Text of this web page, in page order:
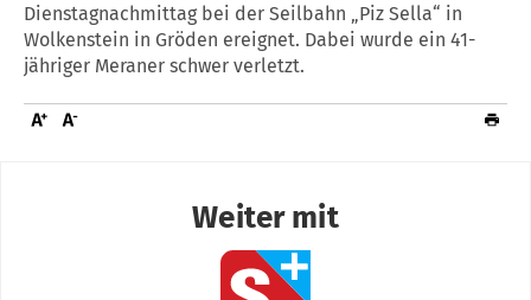
Dienstagnachmittag bei der Seilbahn „Piz Sella“ in
Wolkenstein in Gröden ereignet. Dabei wurde ein 41-
jähriger Meraner schwer verletzt.